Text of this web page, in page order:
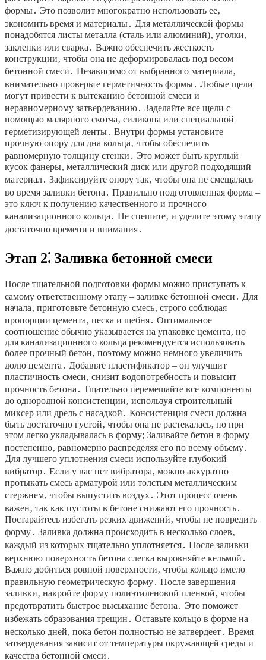
формы․ Это позволит многократно использовать ее‚
экономить время и материалы․ Для металлической формы
понадобятся листы металла (сталь или алюминий)‚ уголки‚
заклепки или сварка․ Важно обеспечить жесткость
конструкции‚ чтобы она не деформировалась под весом
бетонной смеси․ Независимо от выбранного материала‚
внимательно проверьте герметичность формы․ Любые щели
могут привести к вытеканию бетонной смеси и
неравномерному затвердеванию․ Заделайте все щели с
помощью малярного скотча‚ силикона или специальной
герметизирующей ленты․ Внутри формы установите
прочную опору для дна кольца‚ чтобы обеспечить
равномерную толщину стенки․ Это может быть круглый
кусок фанеры‚ металлический диск или другой подходящий
материал․ Зафиксируйте опору так‚ чтобы она не смещалась
во время заливки бетона․ Правильно подготовленная форма –
это ключ к получению качественного и прочного
канализационного кольца․ Не спешите‚ и уделите этому этапу
достаточно времени и внимания․
Этап 2⁚ Заливка бетонной смеси
После тщательной подготовки формы можно приступать к
самому ответственному этапу – заливке бетонной смеси․ Для
начала‚ приготовьте бетонную смесь‚ строго соблюдая
пропорции цемента‚ песка и щебня․ Оптимальное
соотношение обычно указывается на упаковке цемента‚ но
для канализационного кольца рекомендуется использовать
более прочный бетон‚ поэтому можно немного увеличить
долю цемента․ Добавьте пластификатор – он улучшит
пластичность смеси‚ снизит водопотребность и повысит
прочность бетона․ Тщательно перемешайте все компоненты
до однородной консистенции‚ используя строительный
миксер или дрель с насадкой․ Консистенция смеси должна
быть достаточно густой‚ чтобы она не растекалась‚ но при
этом легко укладывалась в форму; Заливайте бетон в форму
постепенно‚ равномерно распределяя его по всему объему․
Для лучшего уплотнения смеси используйте глубокий
вибратор․ Если у вас нет вибратора‚ можно аккуратно
протыкать смесь арматурой или толстым металлическим
стержнем‚ чтобы выпустить воздух․ Этот процесс очень
важен‚ так как пустоты в бетоне снижают его прочность․
Постарайтесь избегать резких движений‚ чтобы не повредить
форму․ Заливка должна происходить в несколько слоев‚
каждый из которых тщательно уплотняется․ После заливки
верхнюю поверхность бетона слегка выровняйте кельмой․
Важно добиться ровной поверхности‚ чтобы кольцо имело
правильную геометрическую форму․ После завершения
заливки‚ накройте форму полиэтиленовой пленкой‚ чтобы
предотвратить быстрое высыхание бетона․ Это поможет
избежать образования трещин․ Оставьте кольцо в форме на
несколько дней‚ пока бетон полностью не затвердеет․ Время
затвердевания зависит от температуры окружающей среды и
качества бетонной смеси․